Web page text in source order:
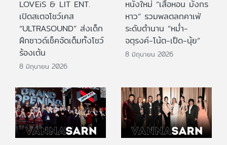
LOVEiS & LIT ENT.
เปิดสเตจโชว์เคส
“ULTRASOUND” ส่งเด็ก
ฝึกซาวด์เช็คจัดเต็มทั้งโชว์
ร้องเต้น
8 มิถุนายน 2026
หนังใหม่ “เสือหอน มังกร
หาว” รวมพลตลกคาเฟ่
ระดับตำนาน “หม่ำ-
จตุรงค์-โน้ต-เป็ด-นุ้ย”
8 มิถุนายน 2026